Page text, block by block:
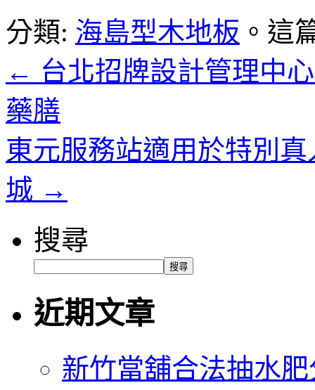
分類: 海島型木地板 。這
← 台北招牌設計管理中
藥膳
東元服務站適用於特別
城 →
搜尋
搜尋
近期文章
新竹當舖合法抽水